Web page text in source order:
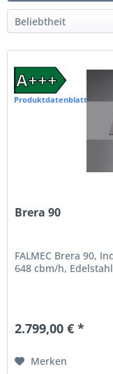
A+++
Produktdatenblatt
Brera 90
FALMEC Brera 90,
648 cbm/h,
2.799,00 € *
Merken